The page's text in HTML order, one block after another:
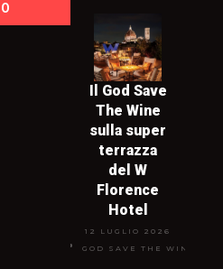
O
Il God Save
The Wine
sulla super
terrazza
del W
Florence
Hotel
12 LUGLIO 2026
GOD SAVE THE WINE